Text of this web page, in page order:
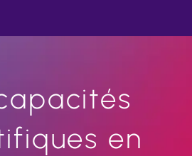
en